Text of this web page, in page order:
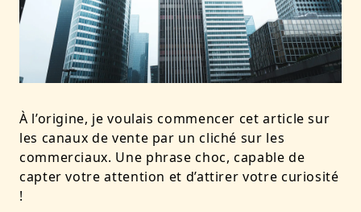
À l’origine, je voulais commencer cet article sur
les canaux de vente par un cliché sur les
commerciaux. Une phrase choc, capable de
capter votre attention et d’attirer votre curiosité
!